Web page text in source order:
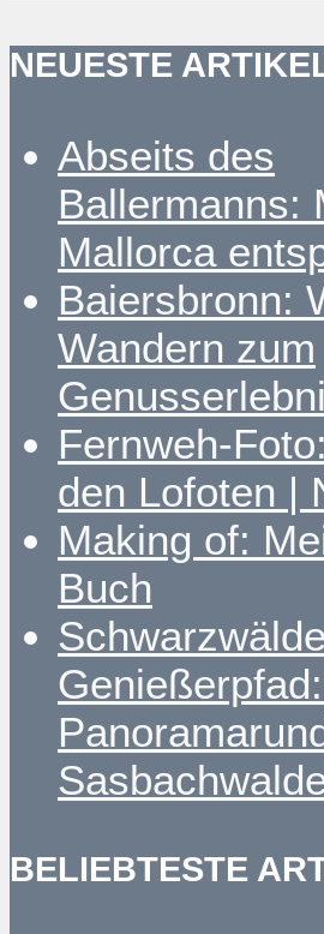
NEUESTE
Abseits des
Ballermanns:
Mallorca
Baiersbronn:
Wandern zum
Fernweh-
den Lofoten |
Making of:
Buch
BELIEBTESTE